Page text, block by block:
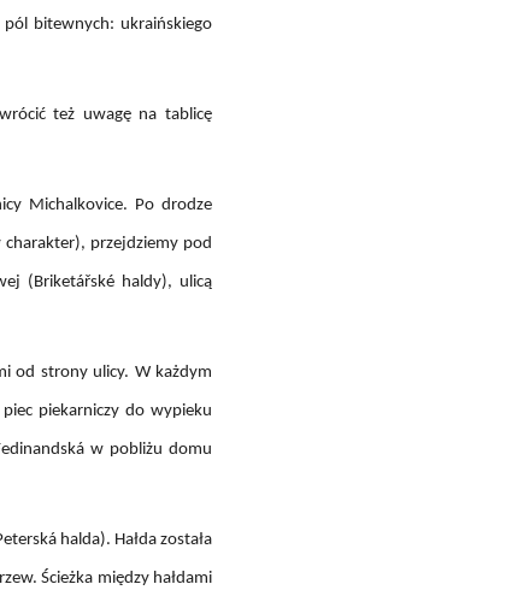
bitewnych: ukraińskiego
też uwagę na tablicę
Michalkovice. Po drodze
przejdziemy pod
(Briketářské haldy), ulicą
od strony ulicy. W każdym
piekarniczy do wypieku
w pobliżu domu
halda). Hałda została
Ścieżka między hałdami